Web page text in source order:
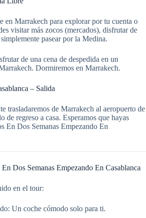
en Marrakech para explorar por tu cuenta o
visitar más zocos (mercados), disfrutar de
pasear por la Medina.
de una cena de despedida en un
Dormiremos en Marrakech.
– Salida
trasladaremos de Marrakech al aeropuerto de
de regreso a casa. Esperamos que hayas
En Dos Semanas Empezando En
Dos Semanas Empezando En Casablanca
en el tour:
Un coche cómodo solo para ti.